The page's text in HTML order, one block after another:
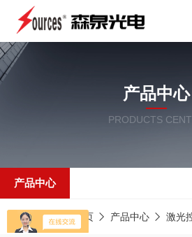
产品中心
PRODUCTS
产品中心
当前位置：首页 产品中心 激光